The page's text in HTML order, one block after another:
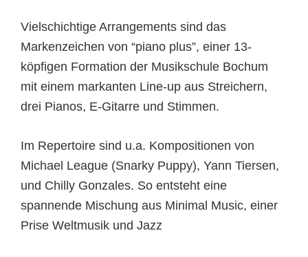
Vielschichtige Arrangements sind das
Markenzeichen von “piano plus”, einer 13-
köpfigen Formation der Musikschule Bochum
mit einem markanten Line-up aus Streichern,
drei Pianos, E-Gitarre und Stimmen.
Im Repertoire sind u.a. Kompositionen von
Michael League (Snarky Puppy), Yann Tiersen,
und Chilly Gonzales. So entsteht eine
spannende Mischung aus Minimal Music, einer
Prise Weltmusik und Jazz